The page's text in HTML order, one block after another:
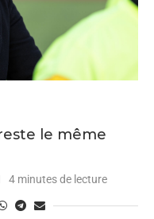
le même
4 minutes de lecture